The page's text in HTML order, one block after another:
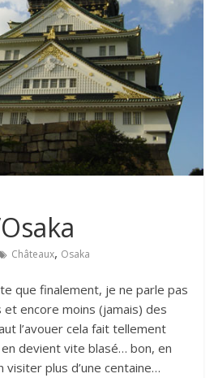
Châteaux, Osaka
que finalement, je ne parle pas
encore moins (jamais) des
l’avouer cela fait tellement
devient vite blasé… bon, en
visiter plus d’une centaine…